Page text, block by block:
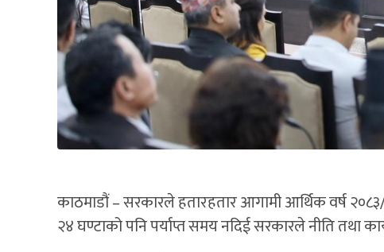
काठमाडौं – सरकारले हतारहतार आगामी आर्थिक वर्ष
२४ घण्टाको पनि पर्याप्त समय नदिई सरकारले नीति तथा